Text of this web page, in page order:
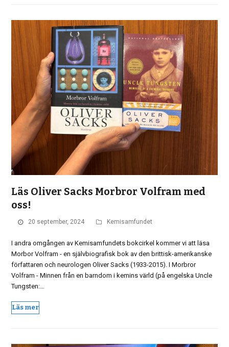
Läs Oliver Sacks Morbror Volfram med
oss!
20 september, 2024 Kemisamfundet
I andra omgången av Kemisamfundets bokcirkel kommer vi att läsa
Morbor Volfram - en självbiografisk bok av den brittisk-amerikanske
författaren och neurologen Oliver Sacks (1933-2015). I Morbror
Volfram - Minnen från en barndom i kemins värld (på engelska Uncle
Tungsten:…
Läs mer